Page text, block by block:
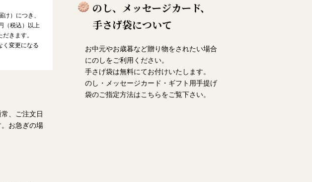
）につき、
（税込）以上
きます。
く変更になる
、ご注文日
お急ぎの場
のし、メッセージカード、
手さげ袋について
お中元やお歳暮など贈り物をされたい場合
にのしをご利用ください。
手さげ袋は無料にてお付けいたします。
のし・メッセージカード・ギフト用手提げ
袋のご指定方法はこちらをご覧下さい。